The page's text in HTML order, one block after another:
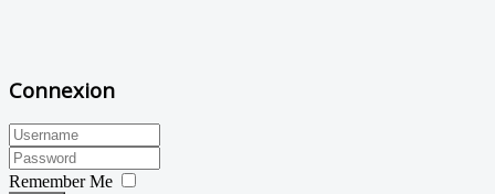
Connexion
Remember Me